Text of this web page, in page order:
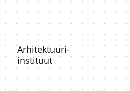
Arhitektuuri-
instituut